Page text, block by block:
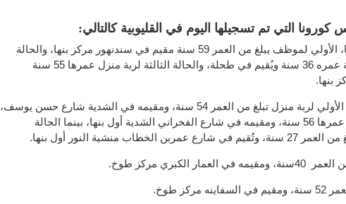
التي تم تسجيلها اليوم في القليوبية كالتالي:
3 حالات من مركز بنها، الأولي لموظف يبلغ من العمر 59 سنة مقيم في سندنهور مركز بنها، والحالة
الثانية لموظف بمكتبة عمره 36 سنة ويُقيم في طحلة، والحالة الثالثة لربة منزل عمرها 55 سنة
بنها.
3 حالات من أول بنها، الأولي لربة منزل تبلغ من العمر 54 سنة، ومقيمه في الشدية شارع حسن يوسف،
والحالة الثانية لسيدة عمرها 56 سنة، ومقيمه في شارع الفخراني الشدية أول بنها، بينما الحالة
الخطاب منشية النور أول بنها.
الكبري مركز طوخ.
مركز طوخ.